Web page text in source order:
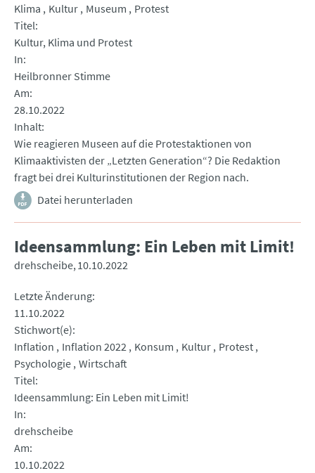
Klima
Kultur Museum
Protest
Titel
Kultur, Klima und Protest
In
Heilbronner Stimme
Am
28.10.2022
Inhalt
Wie reagieren Museen auf die Protestaktionen von
Klimaaktivisten der „Letzten Generation“? Die Redaktion
fragt bei drei Kulturinstitutionen der Region nach.
Datei herunterladen
Ideensammlung: Ein Leben mit Limit!
drehscheibe 10.10.2022
Letzte Änderung
11.10.2022
Stichwort(e)
Inflation
Inflation 2022 Konsum Kultur Protest
Psychologie Wirtschaft
Titel
Ideensammlung: Ein Leben mit Limit!
In
drehscheibe
Am
10.10.2022